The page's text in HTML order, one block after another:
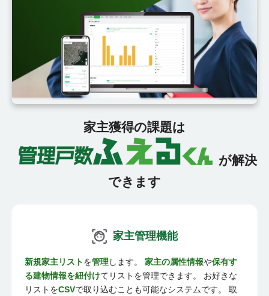
家主獲得の課題は
が解決
できます
家主管理機能
新規家主リストを管理します。 家主の属性情報や保有す
る建物情報を紐付けてリストを管理できます。 お好きな
リストをCSVで取り込むことも可能なシステムです。 取